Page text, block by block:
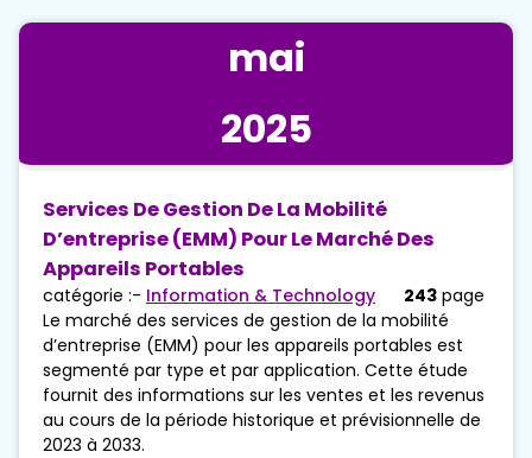
mai
2025
Services De Gestion De La Mobilité
D’entreprise (EMM) Pour Le Marché Des
Appareils Portables
catégorie :- Information & Technology 243 page
Le marché des services de gestion de la mobilité
d’entreprise (EMM) pour les appareils portables est
segmenté par type et par application. Cette étude
fournit des informations sur les ventes et les revenus
au cours de la période historique et prévisionnelle de
2023 à 2033.